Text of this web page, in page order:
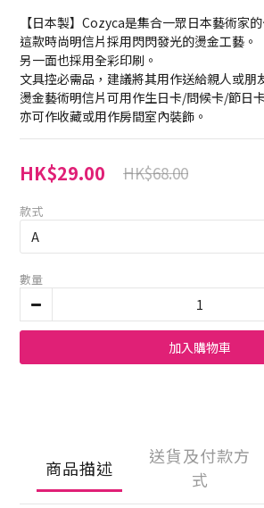
【日本製】Cozyca是集合一眾日本藝術家
這款時尚明信片採用閃閃發光的燙金工藝。
另一面也採用全彩印刷。
文具控必需品，建議將其用作送給親人或朋
燙金藝術明信片可用作生日卡/問候卡/節日
亦可作收藏或用作房間室內裝飾。
HK$29.00 HK$68.00
款式
數量
加入購物車
商品描述
送貨及付款方
式